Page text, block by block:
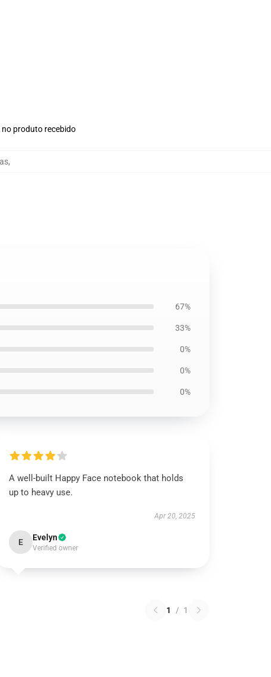
no produto recebido
,
67%
33%
0%
0%
0%
A well-built Happy Face notebook that holds
up to heavy use.
Apr 20, 2025
E Evelyn
Verified owner
1 / 1